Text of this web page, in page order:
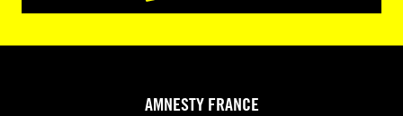
AMNESTY FRANCE